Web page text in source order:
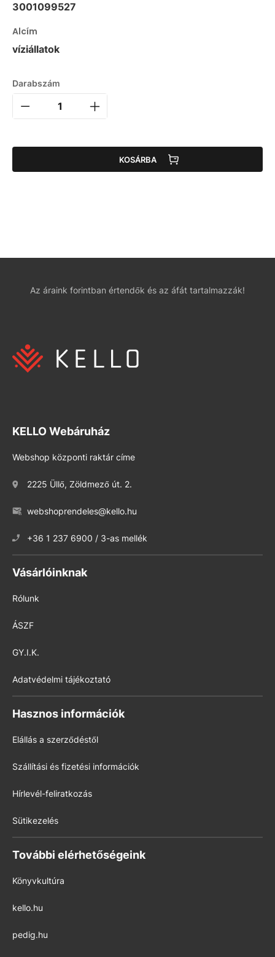
3001099527
Alcím
víziállatok
Darabszám
KOSÁRBA
Az áraink forintban értendők és az áfát tartalmazzák!
KELLO Webáruház
Webshop központi raktár címe
2225 Üllő, Zöldmező út. 2.
webshoprendeles@kello.hu
+36 1 237 6900 / 3-as mellék
Vásárlóinknak
Rólunk
ÁSZF
GY.I.K.
Adatvédelmi tájékoztató
Hasznos információk
Elállás a szerződéstől
Szállítási és fizetési információk
Hírlevél-feliratkozás
Sütikezelés
További elérhetőségeink
Könyvkultúra
kello.hu
pedig.hu